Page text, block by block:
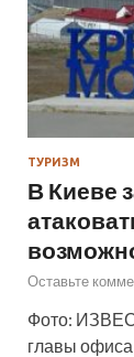
ТУРИЗМ
В Киеве
Оставьте
Фото:
главы